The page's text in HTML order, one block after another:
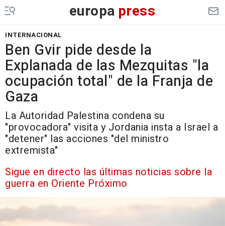
europa press
INTERNACIONAL
Ben Gvir pide desde la
Explanada de las Mezquitas "la
ocupación total" de la Franja de
Gaza
La Autoridad Palestina condena su
"provocadora" visita y Jordania insta a Israel a
"detener" las acciones "del ministro
extremista"
Sigue en directo las últimas noticias sobre la
guerra en Oriente Próximo